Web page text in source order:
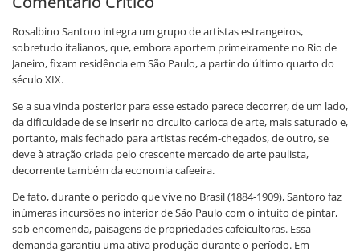
Rosalbino Santoro integra um grupo de artistas estrangeiros,
sobretudo italianos, que, embora aportem primeiramente no Rio de
Janeiro, fixam residência em São Paulo, a partir do último quarto do
século XIX.
Se a sua vinda posterior para esse estado parece decorrer, de um lado,
da dificuldade de se inserir no circuito carioca de arte, mais saturado e,
portanto, mais fechado para artistas recém-chegados, de outro, se
deve à atração criada pelo crescente mercado de arte paulista,
decorrente também da economia cafeeira.
De fato, durante o período que vive no Brasil (1884-1909), Santoro faz
inúmeras incursões no interior de São Paulo com o intuito de pintar,
sob encomenda, paisagens de propriedades cafeicultoras. Essa
demanda garantiu uma ativa produção durante o período. Em